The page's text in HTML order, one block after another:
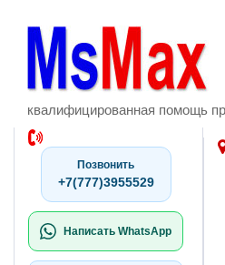
квалифицированная помощь
Позвонить
+7(777)3955529
Написать WhatsApp